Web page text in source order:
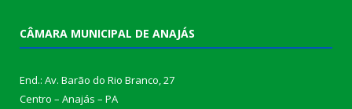
CÂMARA MUNICIPAL DE ANAJÁS
End.: Av. Barão do Rio Branco, 27
Centro – Anajás – PA